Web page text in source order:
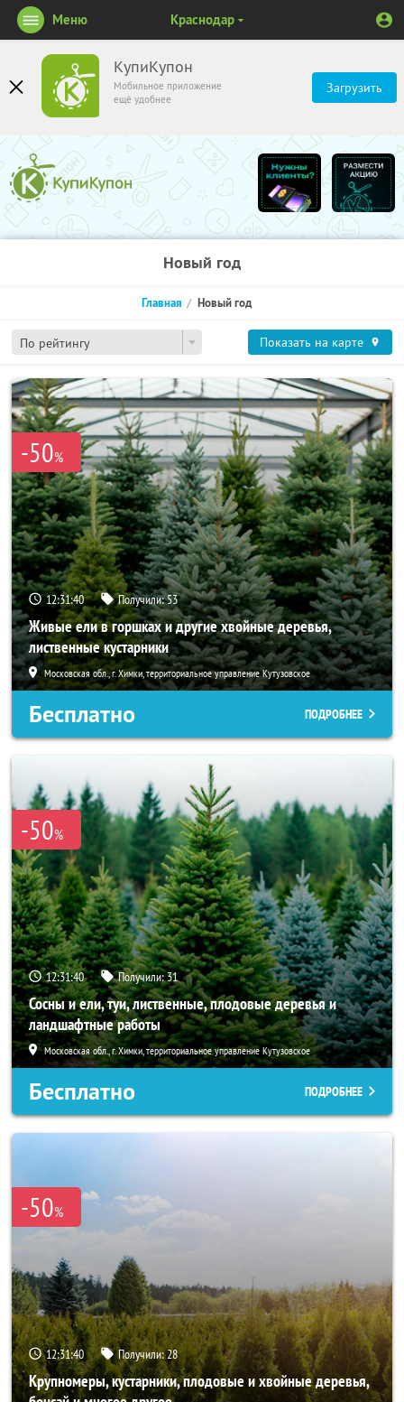
КупиКупон
Мобильное приложение
ещё удобнее
Загрузить
Меню Краснодар
Новый год
По рейтингу
Главная Новый год
Показать на карте
-50%
12:31:40 Получили:53
Живые ели в горшках и другие хвойные деревья,
лиственные кустарники
Московская обл., г. Химки, территориальное управление Кутузовское
Бесплатно ПОДРОБНЕЕ
-50%
12:31:40 Получили:31
Сосны и ели, туи, лиственные, плодовые деревья и
ландшафтные работы
Московская обл., г. Химки, территориальное управление Кутузовское
Бесплатно ПОДРОБНЕЕ
-50%
12:31:40 Получили:28
Крупномеры, кустарники, плодовые и хвойные деревья,